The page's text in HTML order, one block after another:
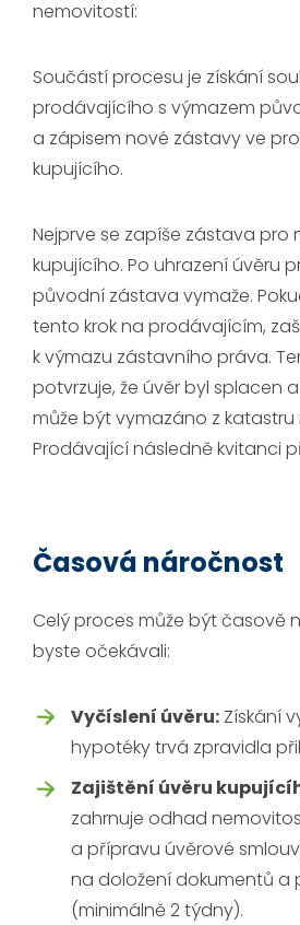
nemovitostí:
Součástí procesu je získání
prodávajícího s výmazem
a zápisem nové zástavy ve
kupujícího.
Nejprve se zapíše zástava pro
kupujícího. Po uhrazení úvěru
původní zástava vymaže.
tento krok na prodávajícím,
k výmazu zástavního práva.
potvrzuje, že úvěr byl splacen
může být vymazáno z
Prodávající následně kvitanci
Časová náročnost
Celý proces může být časově
byste očekávali:
Vyčíslení úvěru: Získání
hypotéky trvá zpravidla
Zajištění úvěru
zahrnuje odhad
a přípravu úvěrové
na doložení dokumentů a
(minimálně 2 týdny).